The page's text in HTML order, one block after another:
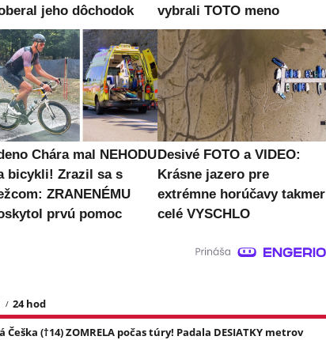
jeho dôchodok
vybrali TOTO meno
Chára mal NEHODU
bicykli! Zrazil sa s
ZRANENÉMU
prvú pomoc
Desivé FOTO a VIDEO:
Krásne jazero pre
extrémne horúčavy takmer
celé VYSCHLO
24 hod
(†14) ZOMRELA počas túry! Padala DESIATKY metrov